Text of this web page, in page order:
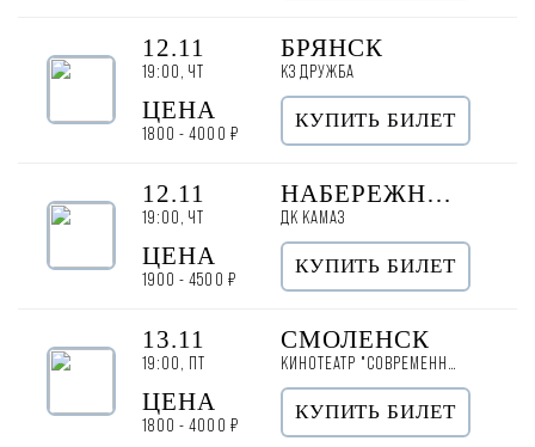
12.11
19:00, ЧТ
БРЯНСК
КЗ ДРУЖБА
ЦЕНА
1800 - 4000 ₽
КУПИТЬ БИЛЕТ
12.11
19:00, ЧТ
НАБЕРЕЖНЫЕ ЧЕЛНЫ
ДК КАМАЗ
ЦЕНА
1900 - 4500 ₽
КУПИТЬ БИЛЕТ
13.11
19:00, ПТ
СМОЛЕНСК
КИНОТЕАТР "СОВРЕМЕННИК"
ЦЕНА
1800 - 4000 ₽
КУПИТЬ БИЛЕТ